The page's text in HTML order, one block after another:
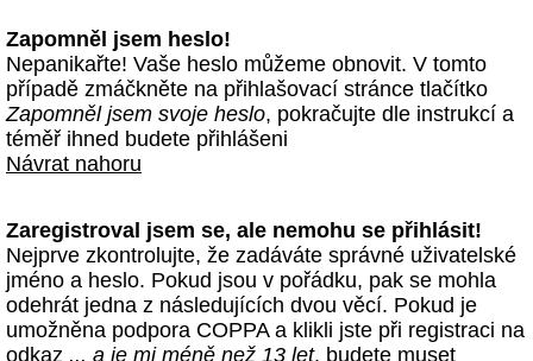
Zapomněl jsem heslo!
Nepanikařte! Vaše heslo můžeme obnovit. V tomto
případě zmáčkněte na přihlašovací stránce tlačítko
Zapomněl jsem svoje heslo, pokračujte dle instrukcí a
téměř ihned budete přihlášeni
Návrat nahoru
Zaregistroval jsem se, ale nemohu se přihlásit!
Nejprve zkontrolujte, že zadáváte správné uživatelské
jméno a heslo. Pokud jsou v pořádku, pak se mohla
odehrát jedna z následujících dvou věcí. Pokud je
umožněna podpora COPPA a klikli jste při registraci na
odkaz ... a je mi méně než 13 let, budete muset